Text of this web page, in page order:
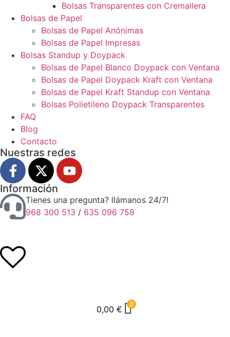
Bolsas Transparentes con Cremallera
Bolsas de Papel
Bolsas de Papel Anónimas
Bolsas de Papel Impresas
Bolsas Standup y Doypack
Bolsas de Papel Blanco Doypack con Ventana
Bolsas de Papel Doypack Kraft con Ventana
Bolsas de Papel Kraft Standup con Ventana
Bolsas Polietileno Doypack Transparentes
FAQ
Blog
Contacto
Nuestras redes
Información
Tienes una pregunta? llámanos 24/7!
968 300 513 / 635 096 758
0,00 € 0